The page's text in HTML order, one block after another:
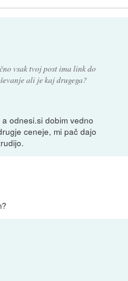
vsak tvoj post ima link do
ali je kaj drugega?
odnesi.si dobim vedno
ceneje, mi pač dajo